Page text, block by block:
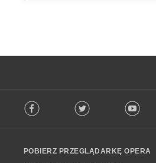
o
w
Facebook Twitter
POBIERZ PRZEGLĄDARKĘ OPERA